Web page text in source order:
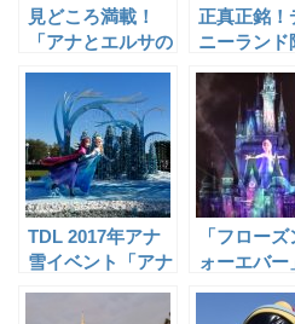
見どころ満載！
「アナとエルサの
タジー2016」開
催中のパーク内は
どんな様子？
正真正銘！
ニーランド
ビング」の
TDL 2017年アナ
雪イベント「アナ
ズンファンタジ
「フロー
ォーエバー
ト 2017年